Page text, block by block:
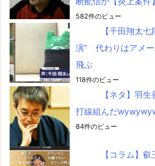
582件のビュー
【千田翔太
演” 代わりはアメ
飛ぶ
118件のビュー
【ネタ】羽
打線組んだ
84件のビュー
【コラム】